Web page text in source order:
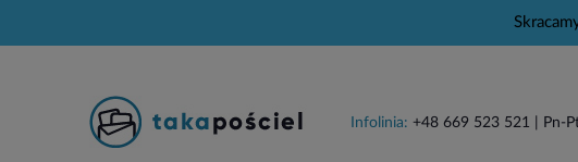
Infolinia: +48 669 523 521 | Pn-